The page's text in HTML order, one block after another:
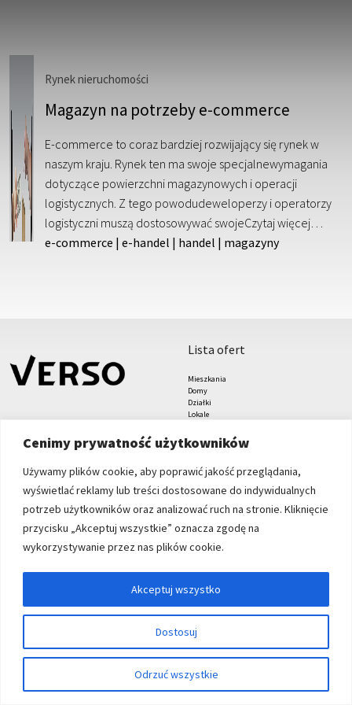
Cenimy prywatność użytkowników
Używamy plików cookie, aby poprawić jakość przeglądania,
wyświetlać reklamy lub treści dostosowane do indywidualnych
potrzeb użytkowników oraz analizować ruch na stronie. Kliknięcie
przycisku „Akceptuj wszystkie” oznacza zgodę na
wykorzystywanie przez nas plików cookie.
Dostosuj
Odrzuć wszystkie
Akceptuj wszystko
Rynek nieruchomości
Magazyn na potrzeby e-commerce
E-commerce to coraz bardziej rozwijający się rynek w
naszym kraju. Rynek ten ma swoje specjalnewymagania
dotyczące powierzchni magazynowych i operacji
logistycznych. Z tego powodudeweloperzy i operatorzy
logistyczni muszą dostosowywać swojeCzytaj więcej…
e-commerce | e-handel | handel | magazyny
lista ofert
Mieszkania
Domy
Działki
Lokale
Hale i magazyny
Grunty
Zgłoś nieruchomość
Zleć poszukiwanie
Blog
Verso Nieruchomości sp. z
o.o.
+48 71 71 27 000
© 2026 Wszystkie prawa zastrzeżone | Program dla biur nieruchomości -
asaricrm.com